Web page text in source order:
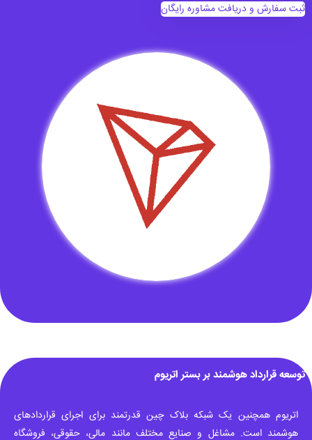
ثبت سفارش و دریافت مشاوره رایگان
توسعه قرارداد هوشمند بر بستر اتریوم
اتریوم همچنین یک شبکه بلاک چین قدرتمند برای اجرای قراردادهای
هوشمند است. مشاغل و صنایع مختلف مانند مالی، حقوقی، فروشگاه